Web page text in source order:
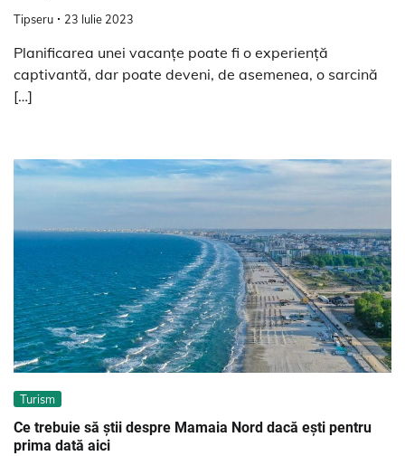
Tipseru 23 Iulie 2023
Planificarea unei vacanțe poate fi o experiență
captivantă, dar poate deveni, de asemenea, o sarcină
[…]
Turism
Ce trebuie să știi despre Mamaia Nord dacă ești pentru
prima dată aici